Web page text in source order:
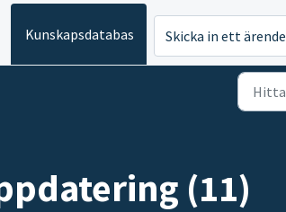
Kunskapsdatabas Skicka in ett ärende
(11)